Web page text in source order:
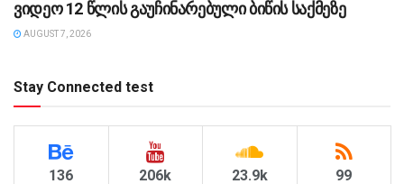
ვიდეო 12 წლის გაუჩინარებული ბიწის საქმეზე
AUGUST 7, 2026
Stay Connected test
136 206k 23.9k 99